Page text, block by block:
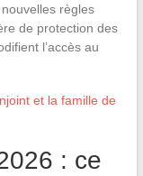
règles
de protection des
l’accès au
et la famille de
: ce